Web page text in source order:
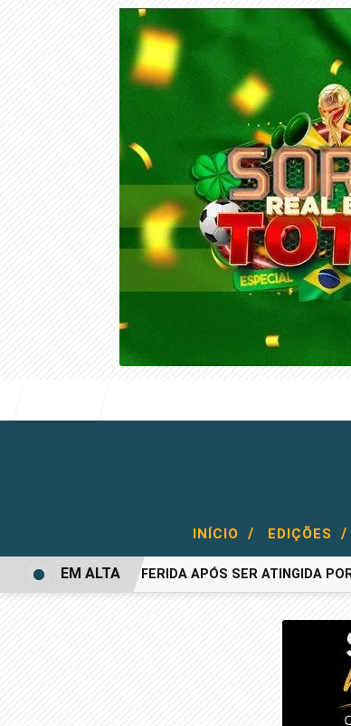
INÍCIO / EDIÇÕES /
MULHER FICA FERIDA APÓS SER ATINGIDA POR
EM ALTA